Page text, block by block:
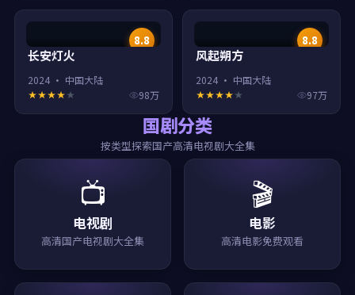
8.8
长安灯火
2024 · 中国大陆
98万
8.8
风起朔方
2024 · 中国大陆
97万
国剧分类
按类型探索国产高清电视剧大全集
📺
电视剧
高清国产电视剧大全集
🎬
电影
高清电影免费观看